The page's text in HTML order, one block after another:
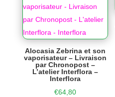
Alocasia Zebrina et son
vaporisateur – Livraison
par Chronopost –
L’atelier Interflora –
Interflora
€64,80